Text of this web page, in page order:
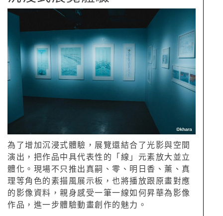
為了增加沉浸式體驗，展覽還結合了光影與空間
演出，把作品中具代表性的「線」元素放大並立
體化。現場不只推出真嗣、零、明日香、薰、真
理等角色的素描風展示板，也將播放跟原畫對應
的影像資料，親身感受一筆一線如何昇華為影像
作品，進一步體驗動畫創作的魅力。